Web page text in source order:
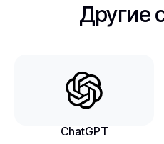
Другие
ChatGPT